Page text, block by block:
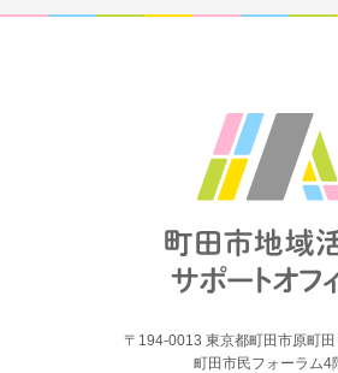
〒194-0013 東京都町田市原町田
町田市民フォーラム4